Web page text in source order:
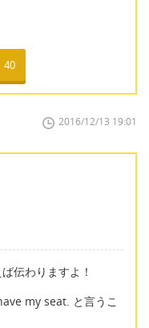
40
2016/12/13 19:01
伝わりますよ！
my seat. と言うこ